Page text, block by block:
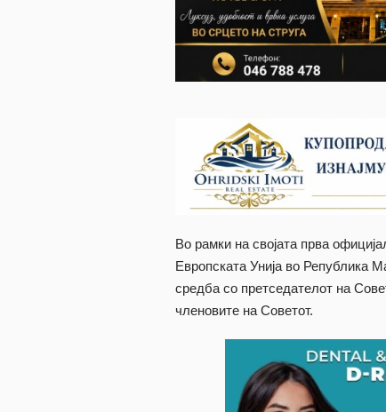
Во рамки на својата прва
Европската Унија во Република
средба со претседателот на
членовите на Советот.